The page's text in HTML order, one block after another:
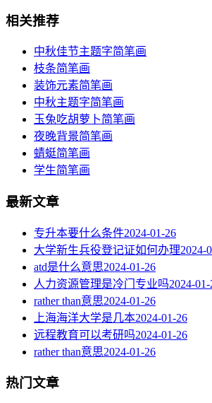
相关推荐
中秋佳节主题字简笔画
枝条简笔画
装饰元素简笔画
中秋主题字简笔画
玉兔吃胡萝卜简笔画
夜晚背景简笔画
蜻蜓简笔画
学生简笔画
最新文章
专升本要什么条件2024-01-26
大学新生兵役登记证如何办理2024-
atd是什么意思2024-01-26
人力资源管理是冷门专业吗2024-01-
rather than意思2024-01-26
上海海洋大学是几本2024-01-26
远程教育可以考研吗2024-01-26
rather than意思2024-01-26
热门文章